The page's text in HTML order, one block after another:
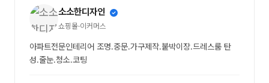
소소한디자인
쇼핑몰·이커머스
아파트전문인테리어 조명.중문.가구제작.붙박이장.드레스룸 탄
성.줄눈.청소.코팅